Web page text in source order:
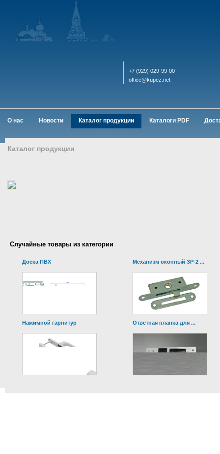
+7 (929) 029-99-00
office@kupez.net
О нас Новости Каталог продукции Каталоги PDF
Каталог продукции
Случайные товары из категории
Доска ПВХ Механизм оконный ЗР-2 ...
Нажимной гарнитур Ответная планка для ...